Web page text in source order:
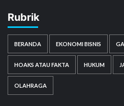
Rubrik
BERANDA EKONOMI BISNIS
HOAKS ATAU FAKTA HUKUM
OLAHRAGA